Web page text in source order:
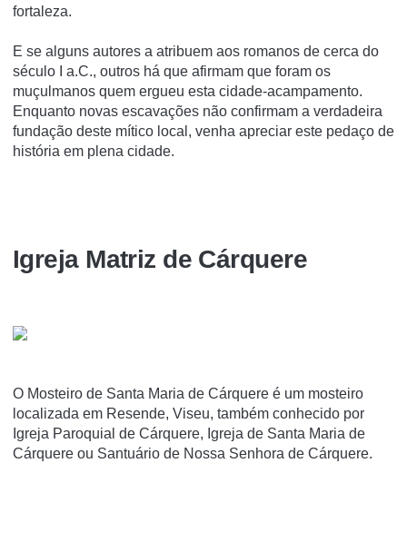
fortaleza.
E se alguns autores a atribuem aos romanos de cerca do
século I a.C., outros há que afirmam que foram os
muçulmanos quem ergueu esta cidade-acampamento.
Enquanto novas escavações não confirmam a verdadeira
fundação deste mítico local, venha apreciar este pedaço de
história em plena cidade.
Igreja Matriz de Cárquere
O Mosteiro de Santa Maria de Cárquere é um mosteiro
localizada em Resende, Viseu, também conhecido por
Igreja Paroquial de Cárquere, Igreja de Santa Maria de
Cárquere ou Santuário de Nossa Senhora de Cárquere.